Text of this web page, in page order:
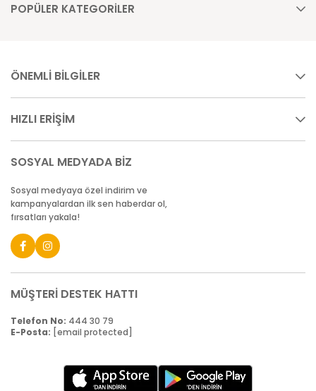
POPÜLER KATEGORİLER
ÖNEMLİ BİLGİLER
HIZLI ERİŞİM
SOSYAL MEDYADA BİZ
Sosyal medyaya özel indirim ve
kampanyalardan ilk sen haberdar ol,
fırsatları yakala!
MÜŞTERİ DESTEK HATTI
Telefon No: 444 30 79
E-Posta: [email protected]